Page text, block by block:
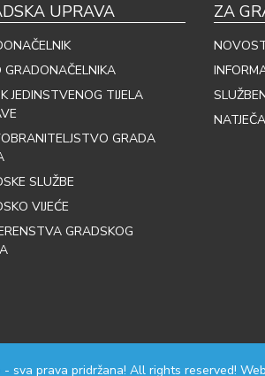
UPRAVA
GRADONAČELNIKA
JEDINSTVENOG TIJELA
GRADA
SLUŽBE
VIJEĆE
GRADSKOG
ZA
sva prava pridržana! All rights reserved!